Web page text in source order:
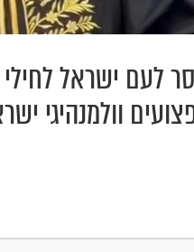
לעם ישראל
וולמנהיגי